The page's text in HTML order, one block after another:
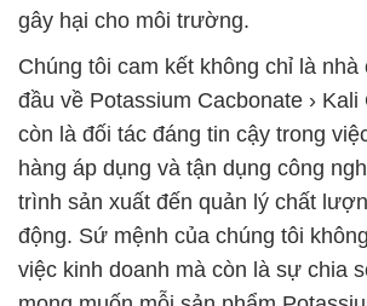
gây hại cho môi trường.
Chúng tôi cam kết không chỉ là nhà
đầu về Potassium Cacbonate ›
còn là đối tác đáng tin cậy trong
hàng áp dụng và tận dụng công
trình sản xuất đến quản lý chất
động. Sứ mệnh của chúng tôi
việc kinh doanh mà còn là sự chia